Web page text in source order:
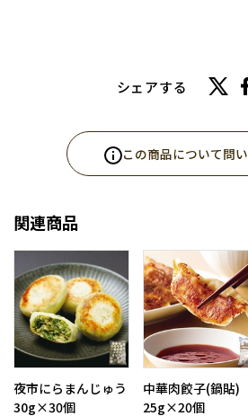
シェアする
この商品について問
関連商品
夜市にらまんじゅう
30g×30個
中華肉餃子(鍋貼)
25g×20個